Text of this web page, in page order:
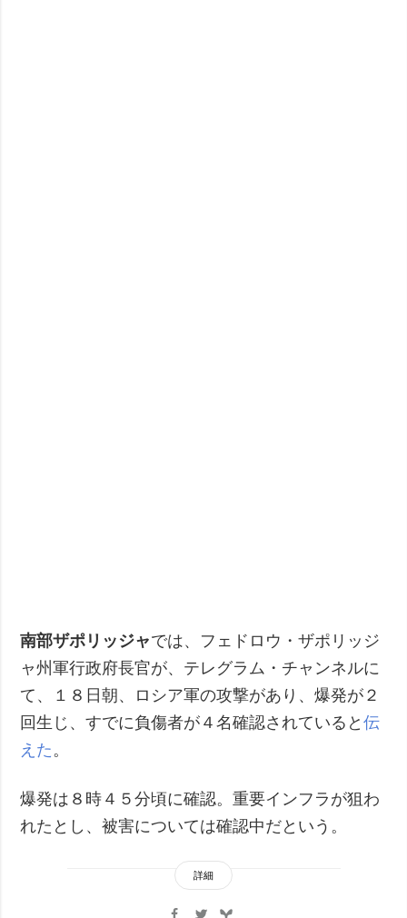
南部ザポリッジャでは、フェドロウ・ザポリッジ
ャ州軍行政府長官が、テレグラム・チャンネルに
て、１８日朝、ロシア軍の攻撃があり、爆発が２
回生じ、すでに負傷者が４名確認されていると伝
えた 。
爆発は８時４５分頃に確認。重要インフラが狙わ
れたとし、被害については確認中だという。
詳細